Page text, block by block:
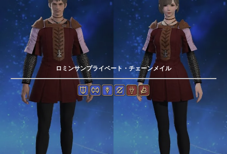
ロミンサンプライベート・チェーンメイル